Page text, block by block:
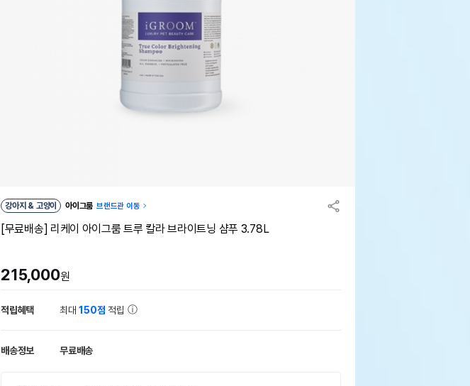
강아지 & 고양이 아이그룸 브랜드관 이동
[무료배송] 리케이 아이그룸 트루 칼라 브라이트닝 샴푸 3.78L
215,000원
적립혜택 최대150점 적립
배송정보 무료배송